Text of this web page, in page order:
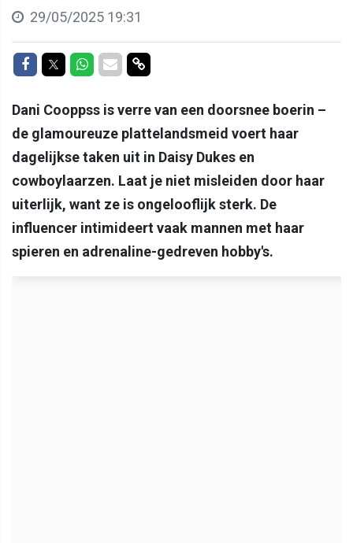
29/05/2025 19:31
Delen op Facebook
Delen op Twitter
Delen op Whatsapp
Delen via Mail
Delen via link
Dani Cooppss is verre van een doorsnee boerin –
de glamoureuze plattelandsmeid voert haar
dagelijkse taken uit in Daisy Dukes en
cowboylaarzen. Laat je niet misleiden door haar
uiterlijk, want ze is ongelooflijk sterk. De
influencer intimideert vaak mannen met haar
spieren en adrenaline-gedreven hobby's.